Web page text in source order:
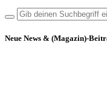
Neue News & (Magazin)-